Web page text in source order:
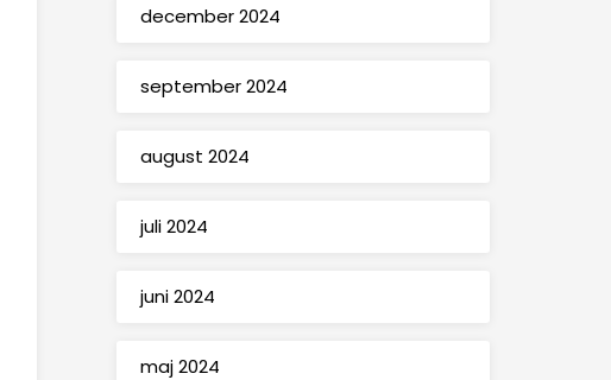
december 2024
september 2024
august 2024
juli 2024
juni 2024
maj 2024